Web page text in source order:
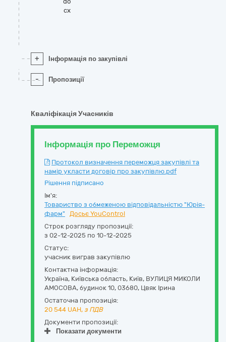
cx
+ Інформація по закупівлі
- Пропозиції
Кваліфікація Учасників
Інформація про Переможця
Протокол визначення переможця закупівлі та
намір укласти договір про закупівлю.pdf
Рішення підписано
Ім'я:
Товариство з обмеженою відповідальністю "Юрія-
фарм"
Досьє YouControl
Строк розгляду пропозиції:
з 02-12-2025 по 10-12-2025
Статус:
учасник виграв закупівлю
Контактна інформація:
Україна, Київська область, Київ, ВУЛИЦЯ МИКОЛИ
АМОСОВА, будинок 10, 03680, Цвяк Ірина
Остаточна пропозиція:
20 544 UAH, з ПДВ
Документи пропозиції:
Показати документи